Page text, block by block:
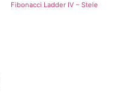
Fibonacci Ladder IV – Stele